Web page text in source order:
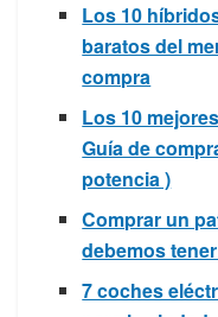
Los 10
baratos del
compra
Los 10
Guía de
potencia )
Comprar un
debemos
7 coches